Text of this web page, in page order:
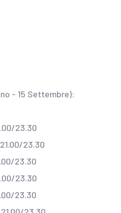
- 15 Settembre):
23.30
23.30
23.30
23.30
23.30